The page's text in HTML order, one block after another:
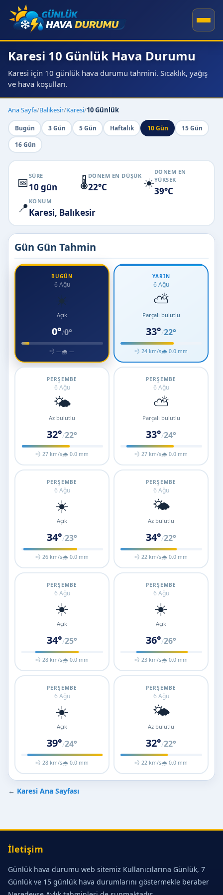
Karesi 10 Günlük Hava Durumu
Karesi için 10 günlük hava durumu tahmini. Sıcaklık, yağış
ve hava koşulları.
Ana Sayfa/Balıkesir/Karesi/10 Günlük
Bugün 3 Gün 5 Gün Haftalık 10 Gün
15 Gün
16 Gün
📅 SÜRE
10 gün 🌡️DÖNEM EN DÜŞÜK
22°C ☀️
DÖNEM EN
YÜKSEK
39°C
📍 KONUM
Karesi, Balıkesir
Gün Gün Tahmin
BUGÜN
6 Ağu
☀️
Açık
0°/0°
💨 —🌧 —
YARIN
6 Ağu
⛅
Parçalı bulutlu
33°/22°
💨 24 km/s🌧 0.0 mm
PERŞEMBE
6 Ağu
🌤️
Az bulutlu
32°/22°
💨 27 km/s🌧 0.0 mm
PERŞEMBE
6 Ağu
⛅
Parçalı bulutlu
33°/24°
💨 27 km/s🌧 0.0 mm
PERŞEMBE
6 Ağu
☀️
Açık
34°/23°
💨 26 km/s🌧 0.0 mm
PERŞEMBE
6 Ağu
🌤️
Az bulutlu
34°/22°
💨 22 km/s🌧 0.0 mm
PERŞEMBE
6 Ağu
☀️
Açık
34°/25°
💨 28 km/s🌧 0.0 mm
PERŞEMBE
6 Ağu
☀️
Açık
36°/26°
💨 23 km/s🌧 0.0 mm
PERŞEMBE
6 Ağu
☀️
Açık
39°/24°
💨 28 km/s🌧 0.0 mm
PERŞEMBE
6 Ağu
🌤️
Az bulutlu
32°/22°
💨 22 km/s🌧 0.0 mm
← Karesi Ana Sayfası
İletişim
Günlük hava durumu web sitemiz Kullanıcılarına Günlük, 7
Günlük ve 15 günlük hava durumlarını göstermekle beraber